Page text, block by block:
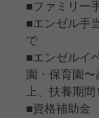
■ファミリー
■エンゼル手
で
■エンゼルイ
園・保育園
上、扶養期
■資格補助金